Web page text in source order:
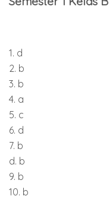
1. d
2. b
3. b
4. a
5. c
6. d
7. b
d. b
9. b
10. b